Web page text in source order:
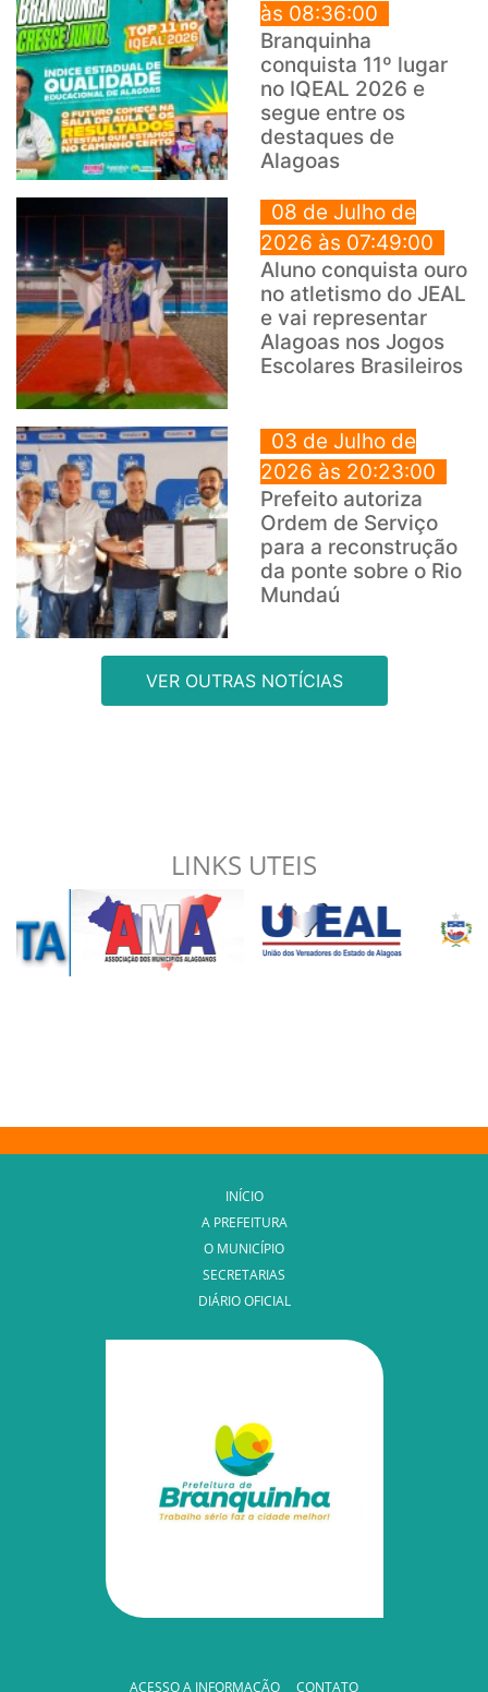
às 08:36:00
Branquinha
conquista 11º lugar
no IQEAL 2026 e
segue entre os
destaques de
Alagoas
08 de Julho de
2026 às 07:49:00
Aluno conquista ouro
no atletismo do JEAL
e vai representar
Alagoas nos Jogos
Escolares Brasileiros
03 de Julho de
2026 às 20:23:00
Prefeito autoriza
Ordem de Serviço
para a reconstrução
da ponte sobre o Rio
Mundaú
VER OUTRAS NOTÍCIAS
LINKS UTEIS
INÍCIO
A PREFEITURA
O MUNICÍPIO
SECRETARIAS
DIÁRIO OFICIAL
ACESSO A INFORMAÇÃO CONTATO